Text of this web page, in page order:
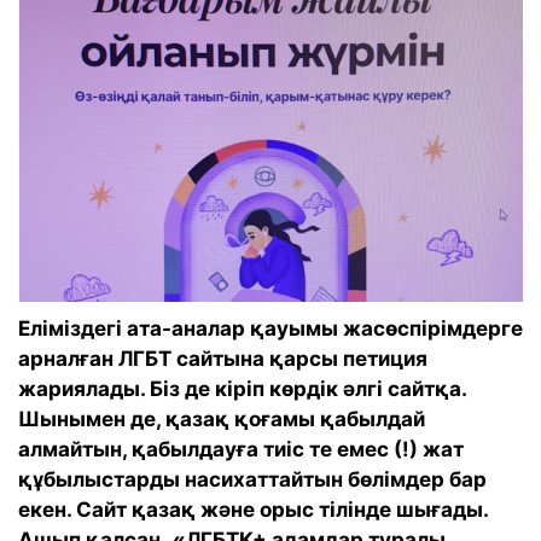
Еліміздегі ата-аналар қауымы жасөспірімдерге
арналған ЛГБТ сайтына қарсы петиция
жариялады. Біз де кіріп көрдік әлгі сайтқа.
Шынымен де, қазақ қоғамы қабылдай
алмайтын, қабылдауға тиіс те емес (!) жат
құбылыстарды насихаттайтын бөлімдер бар
екен. Сайт қазақ және орыс тілінде шығады.